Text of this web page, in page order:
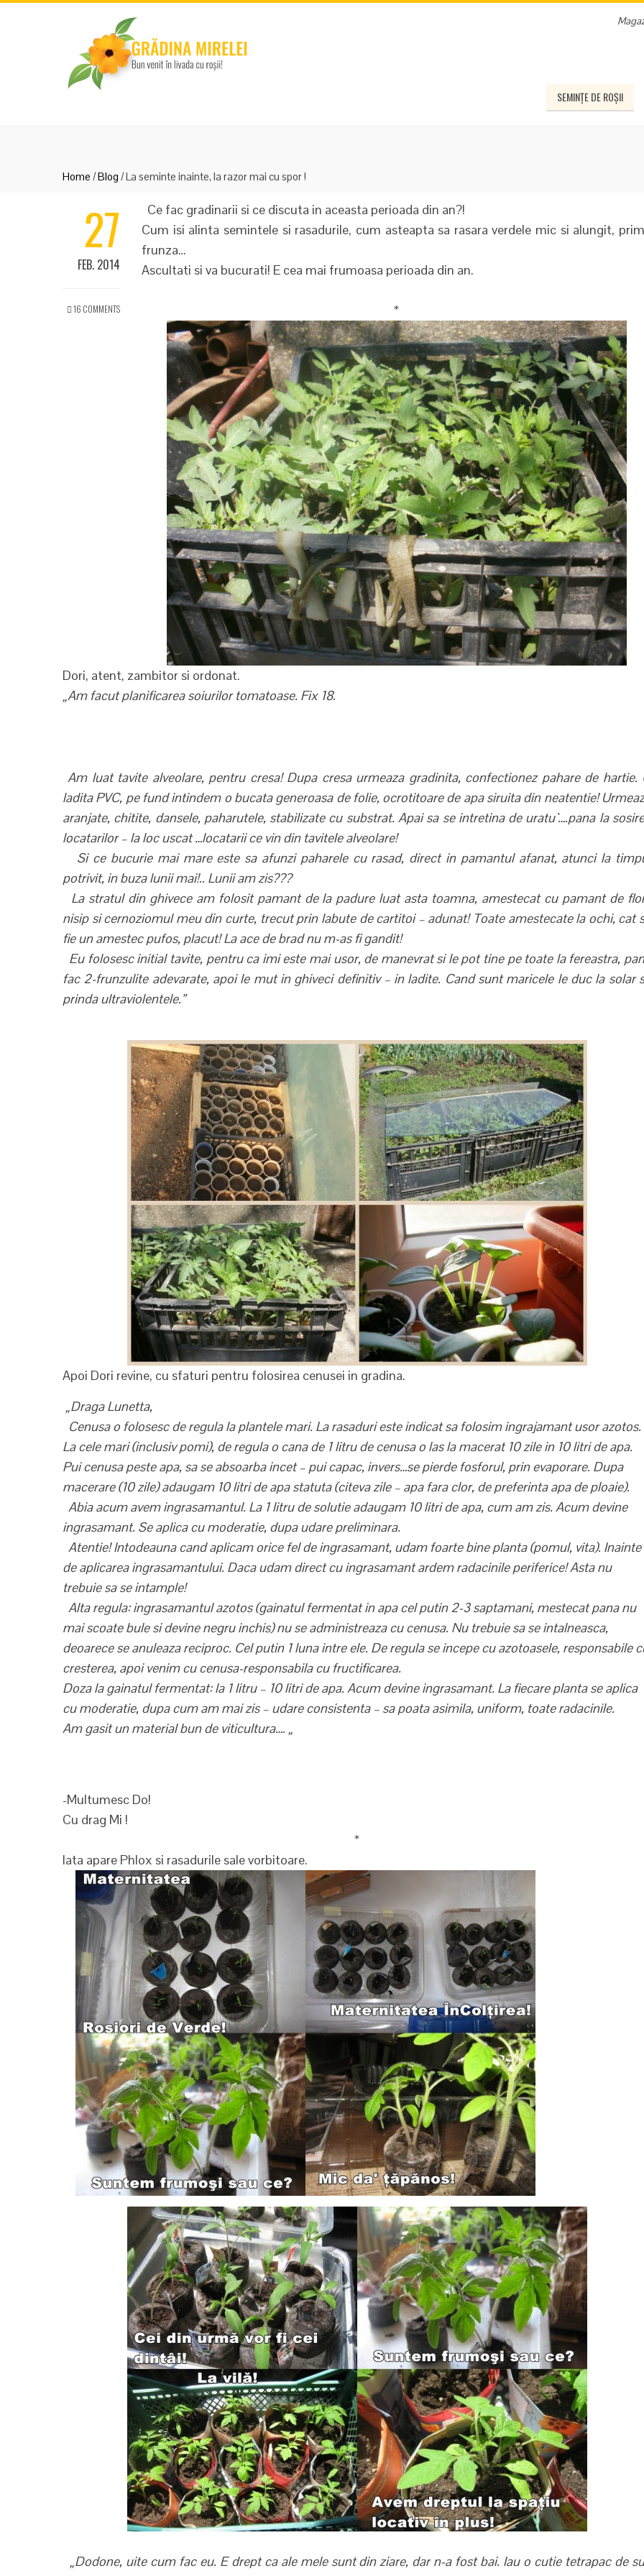
SEMINȚE DE ROȘII
Home /Blog /La seminte inainte, la razor mai cu spor !
27
FEB. 2014
16 COMMENTS
Ce fac gradinarii si ce discuta in aceasta perioada din an?!
Cum isi alinta semintele si rasadurile, cum asteapta sa rasara verdele mic si alungit,
frunza…
Ascultati si va bucurati! E cea mai frumoasa perioada din an.
*
Dori, atent, zambitor si ordonat.
„Am facut planificarea soiurilor tomatoase. Fix 18.
Am luat tavite alveolare, pentru cresa! Dupa cresa urmeaza gradinita, confectionez pahare de hartie.
ladita PVC, pe fund intindem o bucata generoasa de folie, ocrotitoare de apa siruita din neatentie!
aranjate, chitite, dansele, paharutele, stabilizate cu substrat. Apai sa se intretina de uratu`….pana la
locatarilor – la loc uscat …locatarii ce vin din tavitele alveolare!
Si ce bucurie mai mare este sa afunzi paharele cu rasad, direct in pamantul afanat, atunci la
potrivit, in buza lunii mai!.. Lunii am zis???
La stratul din ghivece am folosit pamant de la padure luat asta toamna, amestecat cu pamant de
nisip si cernoziomul meu din curte, trecut prin labute de cartitoi – adunat! Toate amestecate la ochi, cat
fie un amestec pufos, placut! La ace de brad nu m-as fi gandit!
Eu folosesc initial tavite, pentru ca imi este mai usor, de manevrat si le pot tine pe toate la fereastra,
fac 2-frunzulite adevarate, apoi le mut in ghiveci definitiv – in ladite. Cand sunt maricele le duc la solar
prinda ultraviolentele.”
Apoi Dori revine, cu sfaturi pentru folosirea cenusei in gradina.
„Draga Lunetta,
Cenusa o folosesc de regula la plantele mari. La rasaduri este indicat sa folosim ingrajamant usor azotos.
La cele mari (inclusiv pomi), de regula o cana de 1 litru de cenusa o las la macerat 10 zile in 10 litri de apa.
Pui cenusa peste apa, sa se absoarba incet – pui capac, invers…se pierde fosforul, prin evaporare. Dupa
macerare (10 zile) adaugam 10 litri de apa statuta (citeva zile – apa fara clor, de preferinta apa de ploaie).
Abia acum avem ingrasamantul. La 1 litru de solutie adaugam 10 litri de apa, cum am zis. Acum devine
ingrasamant. Se aplica cu moderatie, dupa udare preliminara.
Atentie! Intodeauna cand aplicam orice fel de ingrasamant, udam foarte bine planta (pomul, vita). Inainte
de aplicarea ingrasamantului. Daca udam direct cu ingrasamant ardem radacinile periferice! Asta nu
trebuie sa se intample!
Alta regula: ingrasamantul azotos (gainatul fermentat in apa cel putin 2-3 saptamani, mestecat pana nu
mai scoate bule si devine negru inchis) nu se administreaza cu cenusa. Nu trebuie sa se intalneasca,
deoarece se anuleaza reciproc. Cel putin 1 luna intre ele. De regula se incepe cu azotoasele, responsabile
cresterea, apoi venim cu cenusa-responsabila cu fructificarea.
Doza la gainatul fermentat: la 1 litru – 10 litri de apa. Acum devine ingrasamant. La fiecare planta se aplica
cu moderatie, dupa cum am mai zis – udare consistenta – sa poata asimila, uniform, toate radacinile.
Am gasit un material bun de viticultura…. „
-Multumesc Do!
Cu drag Mi !
*
Iata apare Phlox si rasadurile sale vorbitoare.
„Dodone, uite cum fac eu. E drept ca ale mele sunt din ziare, dar n-a fost bai. Iau o cutie tetrapac de